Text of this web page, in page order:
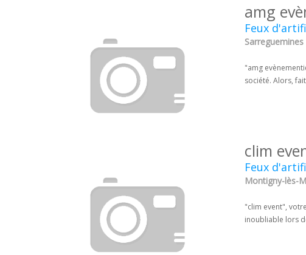
amg
Feux
"amg
société. Alors,
clim
Feux
Montigny-lès-
"clim event",
inoubliable lors